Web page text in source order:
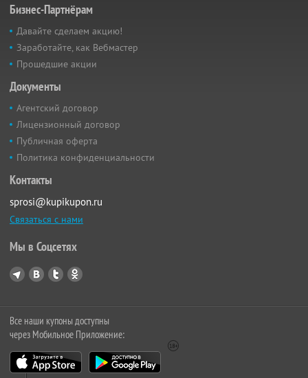
Бизнес-Партнёрам
Давайте сделаем акцию!
Заработайте, как Вебмастер
Прошедшие акции
Документы
Агентский договор
Лицензионный договор
Публичная оферта
Политика конфиденциальности
Контакты
sprosi@kupikupon.ru
Связаться с нами
Мы в Соцсетях
Все наши купоны доступны
через Мобильное Приложение: